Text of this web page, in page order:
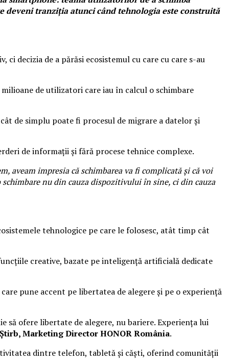
deveni tranziția atunci când tehnologia este construită
decizia de a părăsi ecosistemul cu care cu care s-au
de utilizatori care iau în calcul o schimbare
de simplu poate fi procesul de migrare a datelor și
de informații și fără procese tehnice complexe.
aveam impresia că schimbarea va fi complicată și că voi
nu din cauza dispozitivului în sine, ci din cauza
tehnologice pe care le folosesc, atât timp cât
creative, bazate pe inteligență artificială dedicate
pune accent pe libertatea de alegere și pe o experiență
ofere libertate de alegere, nu bariere. Experiența lui
Marketing Director HONOR România.
dintre telefon, tabletă și căști, oferind comunității